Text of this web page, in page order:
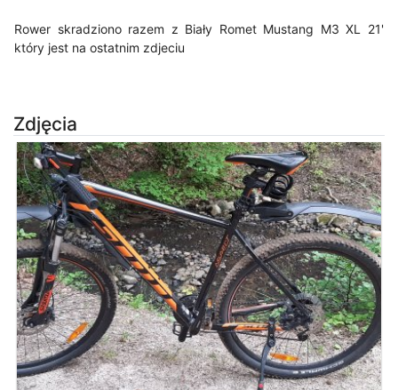
Rower skradziono razem z Biały Romet Mustang M3 XL 21'
który jest na ostatnim zdjeciu
Zdjęcia